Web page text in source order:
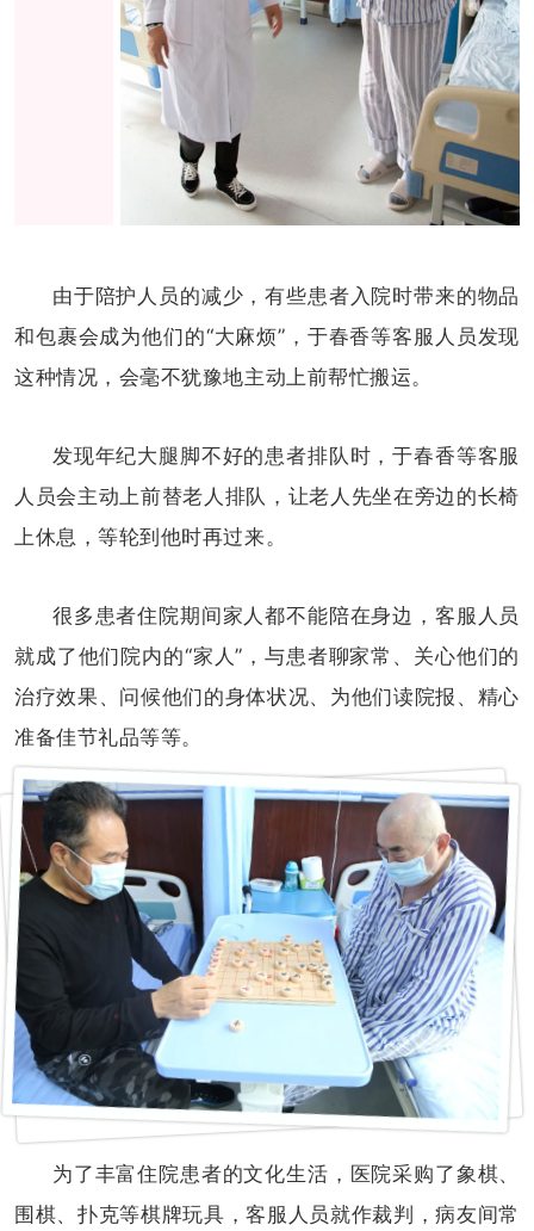
由于陪护人员的减少，有些患者入院时带来的物品
和包裹会成为他们的“大麻烦”，于春香等客服人员发现
这种情况，会毫不犹豫地主动上前帮忙搬运。
发现年纪大腿脚不好的患者排队时，于春香等客服
人员会主动上前替老人排队，让老人先坐在旁边的长椅
上休息，等轮到他时再过来。
很多患者住院期间家人都不能陪在身边，客服人员
就成了他们院内的“家人”，与患者聊家常、关心他们的
治疗效果、问候他们的身体状况、为他们读院报、精心
准备佳节礼品等等。
为了丰富住院患者的文化生活，医院采购了象棋、
围棋、扑克等棋牌玩具，客服人员就作裁判，病友间常